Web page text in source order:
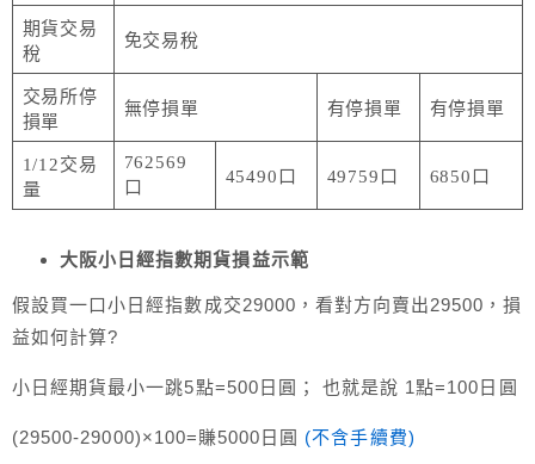
期貨交易
稅
免交易稅
交易所停
損單
無停損單 有停損單 有停損單
1/12交易
量
762569
口
45490口 49759口 6850口
大阪小日經指數期貨損益示範
假設買一口小日經指數成交29000，看對方向賣出29500，損
益如何計算?
小日經期貨最小一跳5點=500日圓； 也就是說 1點=100日圓
(29500-29000)×100=賺5000日圓 (不含手續費)